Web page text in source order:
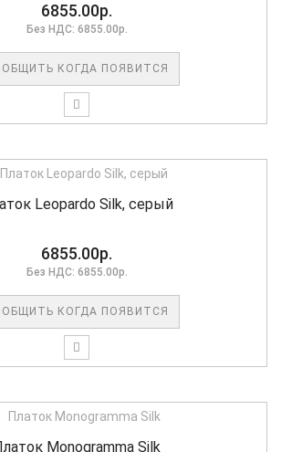
6855.00р.
Без НДС: 6855.00р.
КОГДА ПОЯВИТСЯ
Leopardo Silk, серый
6855.00р.
Без НДС: 6855.00р.
КОГДА ПОЯВИТСЯ
Monogramma Silk